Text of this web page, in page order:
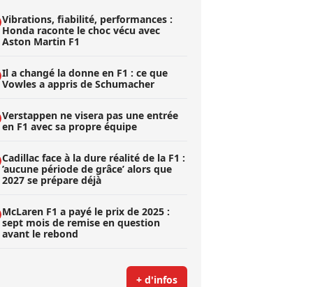
Vibrations, fiabilité, performances :
Honda raconte le choc vécu avec
Aston Martin F1
Il a changé la donne en F1 : ce que
Vowles a appris de Schumacher
Verstappen ne visera pas une entrée
en F1 avec sa propre équipe
Cadillac face à la dure réalité de la F1 :
’aucune période de grâce’ alors que
2027 se prépare déjà
McLaren F1 a payé le prix de 2025 :
sept mois de remise en question
avant le rebond
+ d'infos